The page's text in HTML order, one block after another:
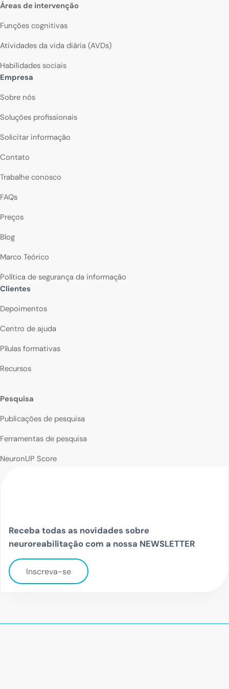
Áreas de intervenção
Funções cognitivas
Atividades da vida diária (AVDs)
Habilidades sociais
Empresa
Sobre nós
Soluções profissionais
Solicitar informação
Contato
Trabalhe conosco
FAQs
Preços
Blog
Marco Teórico
Política de segurança da informação
Clientes
Depoimentos
Centro de ajuda
Pílulas formativas
Recursos
Pesquisa
Publicações de pesquisa
Ferramentas de pesquisa
NeuronUP Score
Receba todas as novidades sobre
neuroreabilitação com a nossa NEWSLETTER
Inscreva-se